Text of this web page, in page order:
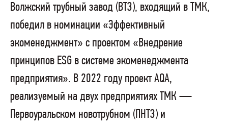
Волжский трубный завод (ВТЗ), входящий в ТМК,
победил в номинации «Эффективный
экоменеджмент» с проектом «Внедрение
принципов ESG в системе экоменеджмента
предприятия». В 2022 году проект AQA,
реализуемый на двух предприятиях ТМК —
Первоуральском новотрубном (ПНТЗ) и